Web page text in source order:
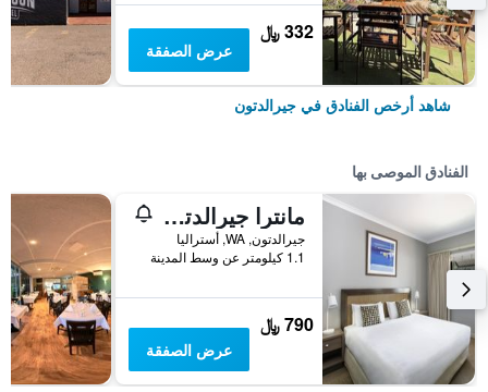
332 ﷼
عرض الصفقة
شاهد أرخص الفنادق في جيرالدتون
الفنادق الموصى بها
مانترا جيرالدتون
جيرالدتون, WA, أستراليا
1.1 كيلومتر عن وسط المدينة
790 ﷼
عرض الصفقة